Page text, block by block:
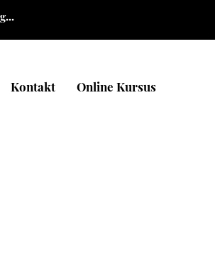
Kontakt Online Kursus